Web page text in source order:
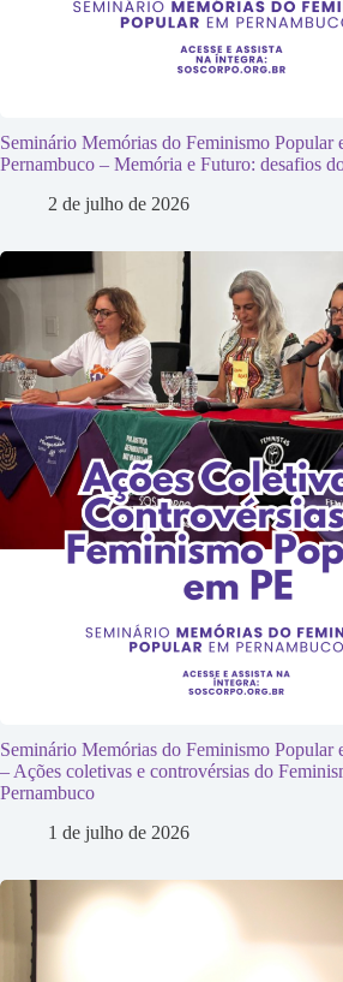
Seminário Memórias do Feminismo Popular
Pernambuco – Memória e Futuro: desafios
2 de julho de 2026
Seminário Memórias do Feminismo Popular
– Ações coletivas e controvérsias do
Pernambuco
1 de julho de 2026